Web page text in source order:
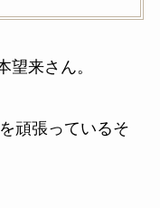
望来さん。
頑張っているそ